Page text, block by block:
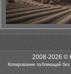
2008-2026 ©
Копирование публикаций